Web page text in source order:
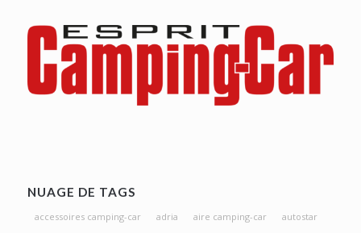
NUAGE DE TAGS
accessoires camping-car adria aire camping-car
autostar